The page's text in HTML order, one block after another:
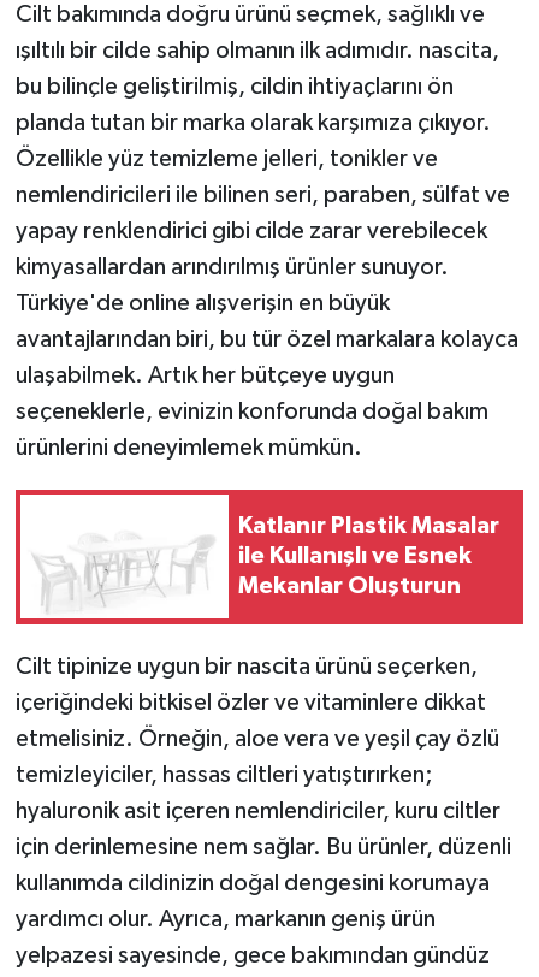
Cilt bakımında doğru ürünü seçmek, sağlıklı ve
ışıltılı bir cilde sahip olmanın ilk adımıdır. nascita,
bu bilinçle geliştirilmiş, cildin ihtiyaçlarını ön
planda tutan bir marka olarak karşımıza çıkıyor.
Özellikle yüz temizleme jelleri, tonikler ve
nemlendiricileri ile bilinen seri, paraben, sülfat ve
yapay renklendirici gibi cilde zarar verebilecek
kimyasallardan arındırılmış ürünler sunuyor.
Türkiye'de online alışverişin en büyük
avantajlarından biri, bu tür özel markalara kolayca
ulaşabilmek. Artık her bütçeye uygun
seçeneklerle, evinizin konforunda doğal bakım
ürünlerini deneyimlemek mümkün.
Katlanır Plastik Masalar
ile Kullanışlı ve Esnek
Mekanlar Oluşturun
Cilt tipinize uygun bir nascita ürünü seçerken,
içeriğindeki bitkisel özler ve vitaminlere dikkat
etmelisiniz. Örneğin, aloe vera ve yeşil çay özlü
temizleyiciler, hassas ciltleri yatıştırırken;
hyaluronik asit içeren nemlendiriciler, kuru ciltler
için derinlemesine nem sağlar. Bu ürünler, düzenli
kullanımda cildinizin doğal dengesini korumaya
yardımcı olur. Ayrıca, markanın geniş ürün
yelpazesi sayesinde, gece bakımından gündüz